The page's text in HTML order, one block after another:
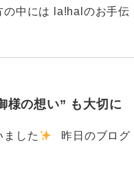
中には la!halのお手伝
様の想い” も大切に
した
昨日のブログ